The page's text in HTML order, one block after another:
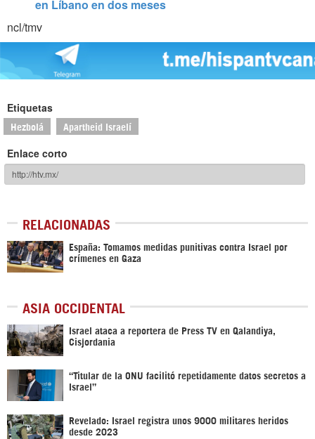
en Líbano en dos meses
ncl/tmv
Etiquetas
Hezbolá Apartheid Israelí
Enlace corto
RELACIONADAS
España: Tomamos medidas punitivas contra Israel por
crímenes en Gaza
ASIA OCCIDENTAL
Israel ataca a reportera de Press TV en Qalandiya,
Cisjordania
“Titular de la ONU facilitó repetidamente datos secretos a
Israel”
Revelado: Israel registra unos 9000 militares heridos
desde 2023